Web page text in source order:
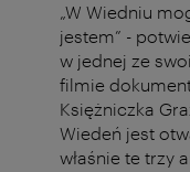
„W Wiedniu
jestem” -
w jednej ze
filmie
Księżniczka
Wiedeń jest
właśnie te trzy